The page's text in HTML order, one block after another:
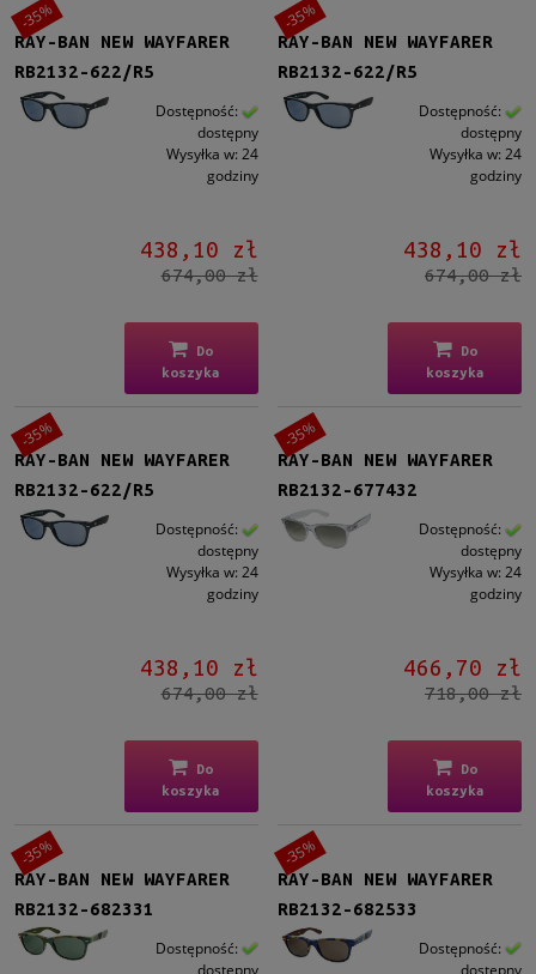
RAY-BAN NEW WAYFARER
RB2132-622/R5
Dostępność:
dostępny
Wysyłka w: 24
godziny
438,10 zł
674,00 zł
Do
koszyka
-35%
RAY-BAN NEW WAYFARER
RB2132-622/R5
Dostępność:
dostępny
Wysyłka w: 24
godziny
438,10 zł
674,00 zł
Do
koszyka
-35%
RAY-BAN NEW WAYFARER
RB2132-622/R5
Dostępność:
dostępny
Wysyłka w: 24
godziny
438,10 zł
674,00 zł
Do
koszyka
-35%
RAY-BAN NEW WAYFARER
RB2132-677432
Dostępność:
dostępny
Wysyłka w: 24
godziny
466,70 zł
718,00 zł
Do
koszyka
-35%
RAY-BAN NEW WAYFARER
RB2132-682331
Dostępność:
dostępny
-35%
RAY-BAN NEW WAYFARER
RB2132-682533
Dostępność:
dostępny
-35%